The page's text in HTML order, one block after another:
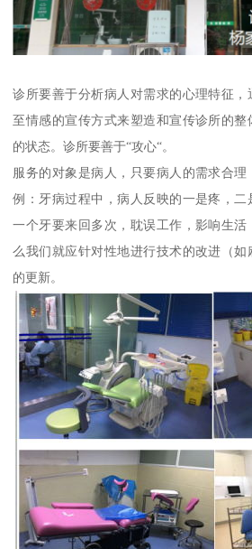
诊所要善于分析病人对需求的心理特征
至情感的宣传方式来塑造和宣传诊所的
的状态。诊所要善于“攻心“。
服务的对象是病人，只要病人的需求合
例：牙病过程中，病人反映的一是疼，二
一个牙要来回多次，耽误工作，影响生
么我们就应针对性地进行技术的改进（
的更新。